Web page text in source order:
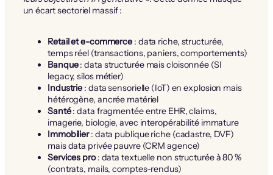
un écart sectoriel massif :
Retail et e-commerce : data riche, structurée,
temps réel (transactions, paniers, comportements)
Banque: data structurée mais cloisonnée (SI
legacy, silos métier)
Industrie : data sensorielle (IoT) en explosion mais
hétérogène, ancrée matériel
Santé: data fragmentée entre EHR, claims,
imagerie, biologie, avec interopérabilité immature
Immobilier: data publique riche (cadastre, DVF)
mais data privée pauvre (CRM agence)
Services pro: data textuelle non structurée à 80 %
(contrats, mails, comptes-rendus)